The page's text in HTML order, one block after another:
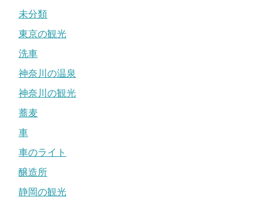
未分類
東京の観光
洗車
神奈川の温泉
神奈川の観光
蕎麦
車
車のライト
醸造所
静岡の観光